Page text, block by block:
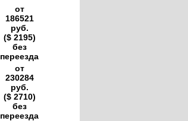
от
186521
руб.
($ 2195)
без
переезда
от
230284
руб.
($ 2710)
без
переезда